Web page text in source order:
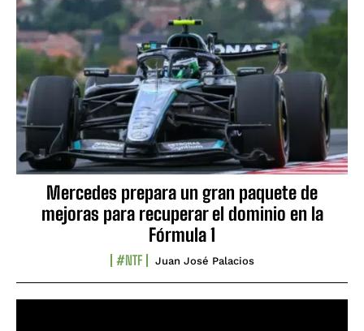
Mercedes prepara un gran paquete de
mejoras para recuperar el dominio en la
Fórmula 1
#NTF Juan José Palacios